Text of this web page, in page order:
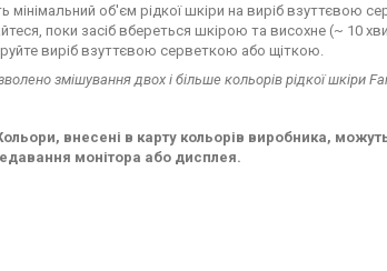
мінімальний об'єм рідкої шкіри на виріб взуттєвою
поки засіб вбереться шкірою та висохне (~ 10
виріб взуттєвою серветкою або щіткою.
змішування двох і більше кольорів рідкої шкіри
внесені в карту кольорів виробника,
монітора або дисплея.